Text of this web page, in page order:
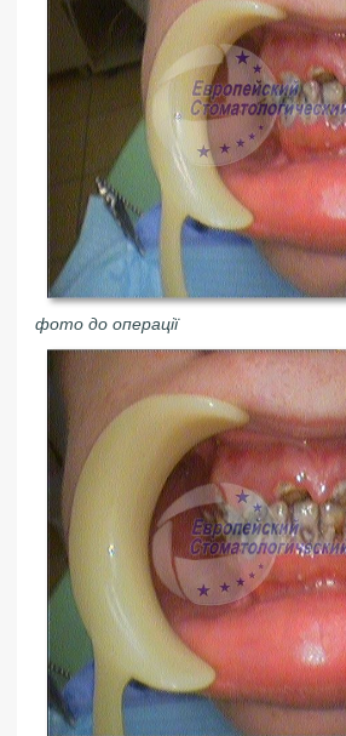
фото до операції